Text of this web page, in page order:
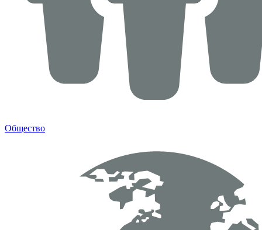
Общество